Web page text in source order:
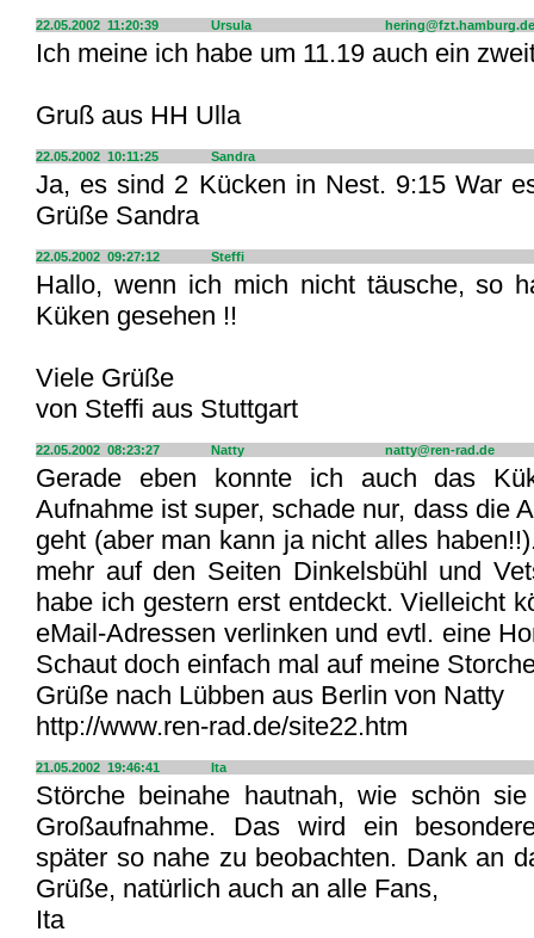
22.05.2002 11:20:39 Ursula hering@fzt.hamburg.de
Ich meine ich habe um 11.19 auch ein
Gruß aus HH Ulla
22.05.2002 10:11:25 Sandra
Ja, es sind 2 Kücken in Nest. 9:15 War
Grüße Sandra
22.05.2002 09:27:12 Steffi
Hallo, wenn ich mich nicht täusche, so
Küken gesehen !!
Viele Grüße
von Steffi aus Stuttgart
22.05.2002 08:23:27 Natty natty@ren-rad.de
Gerade eben konnte ich auch das
Aufnahme ist super, schade nur, dass die
geht (aber man kann ja nicht alles
mehr auf den Seiten Dinkelsbühl und
habe ich gestern erst entdeckt. Vielleicht
eMail-Adressen verlinken und evtl. eine
Schaut doch einfach mal auf meine
Grüße nach Lübben aus Berlin von Natty
http://www.ren-rad.de/site22.htm
21.05.2002 19:46:41 Ita
Störche beinahe hautnah, wie schön
Großaufnahme. Das wird ein
später so nahe zu beobachten. Dank an
Grüße, natürlich auch an alle Fans,
Ita